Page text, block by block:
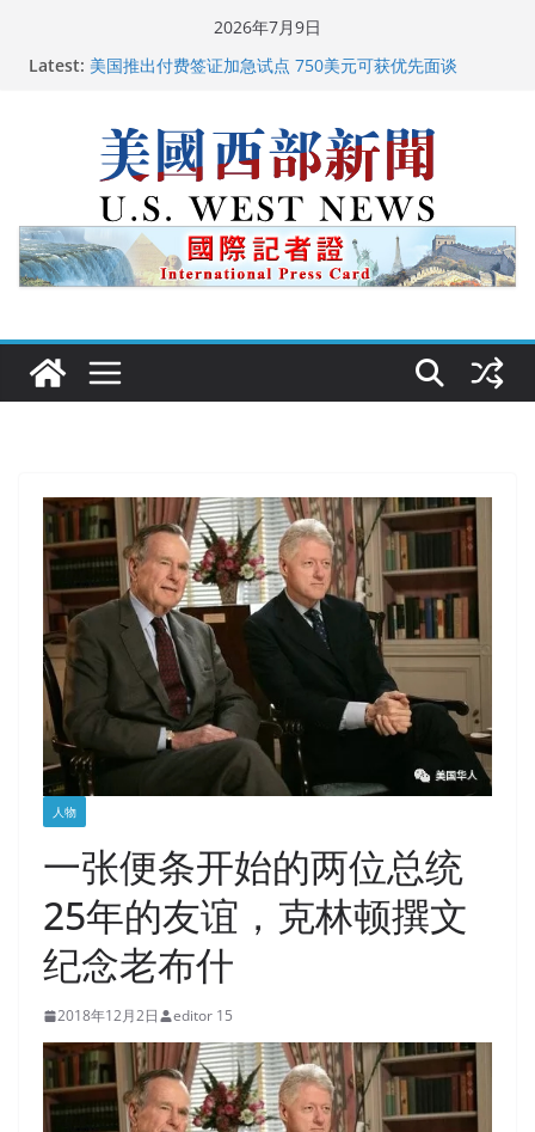
2026年7月9日
Latest: 广州市沉香协会会长周天明：让沉香有序走向世界
美国人
美国最高法院维持“出生公民权” : 出生在美国就是美国
人！
中国驻美国大使谢锋邀请美国老教师罗纳德·萨科尔斯基
再次访华
人物
一张便条开始的两位总统
25年的友谊，克林顿撰文
纪念老布什
2018年12月2日 editor 15